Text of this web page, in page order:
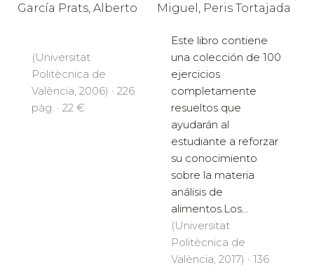
García Prats, Alberto
(Universitat
Politècnica de
València, 2006) · 226
pàg. · 22 €
Miguel, Peris Tortajada
Este libro contiene
una colección de 100
ejercicios
completamente
resueltos que
ayudarán al
estudiante a reforzar
su conocimiento
sobre la materia
análisis de
alimentos.Los...
(Universitat
Politècnica de
València, 2017) · 136